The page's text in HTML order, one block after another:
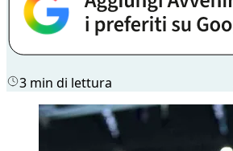
3 min di lettura